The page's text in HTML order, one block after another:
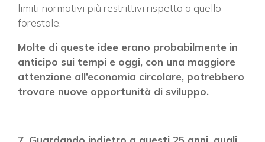
limiti normativi più restrittivi rispetto a quello
forestale.
Molte di queste idee erano probabilmente in
anticipo sui tempi e oggi, con una maggiore
attenzione all’economia circolare, potrebbero
trovare nuove opportunità di sviluppo.